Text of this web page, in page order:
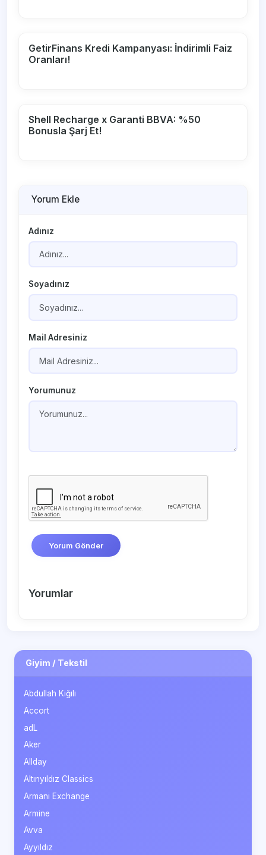
GetirFinans Kredi Kampanyası: İndirimli Faiz
Oranları!
Shell Recharge x Garanti BBVA: %50
Bonusla Şarj Et!
Yorum Ekle
Adınız
Soyadınız
Mail Adresiniz
Yorumunuz
Yorum Gönder
Yorumlar
Giyim / Tekstil
Abdullah Kiğılı
Accort
adL
Aker
Allday
Altınyıldız Classics
Armani Exchange
Armine
Avva
Ayyıldız